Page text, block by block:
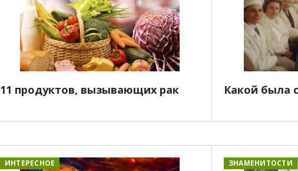
11 продуктов, вызывающих рак Какой была
ИНТЕРЕСНОЕ ЗНАМЕНИТОСТИ